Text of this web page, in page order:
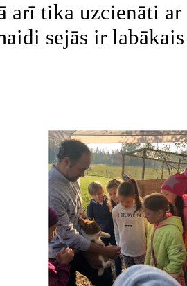
arī tika uzcienāti ar
sejās ir